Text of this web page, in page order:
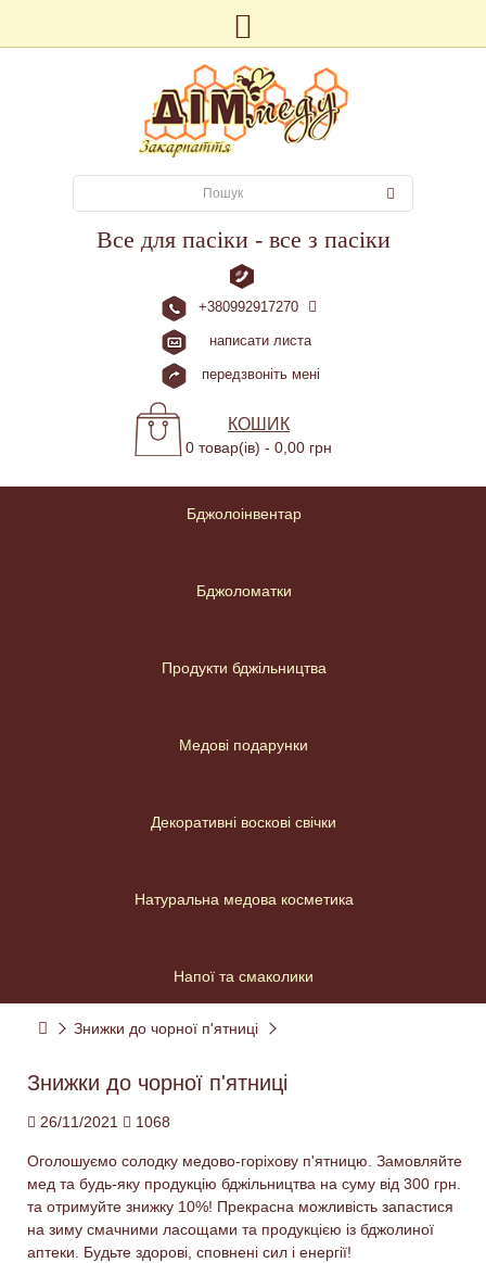
Все для пасіки - все з пасіки
+380992917270
написати листа
передзвоніть мені
КОШИК
0 товар(ів) - 0,00 грн
Бджолоінвентар
Бджоломатки
Продукти бджільництва
Медові подарунки
Декоративні воскові свічки
Натуральна медова косметика
Напої та смаколики
Знижки до чорної п'ятниці
Знижки до чорної п'ятниці
26/11/2021 1068
Оголошуємо солодку медово-горіхову п'ятницю. Замовляйте
мед та будь-яку продукцію бджільництва на суму від 300 грн.
та отримуйте знижку 10%! Прекрасна можливість запастися
на зиму смачними ласощами та продукцією із бджолиної
аптеки. Будьте здорові, сповнені сил і енергії!